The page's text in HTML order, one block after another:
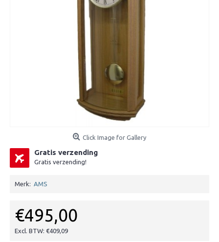
Click Image for Gallery
Gratis verzending
Gratis verzending!
Merk: AMS
€495,00
Excl. BTW: €409,09